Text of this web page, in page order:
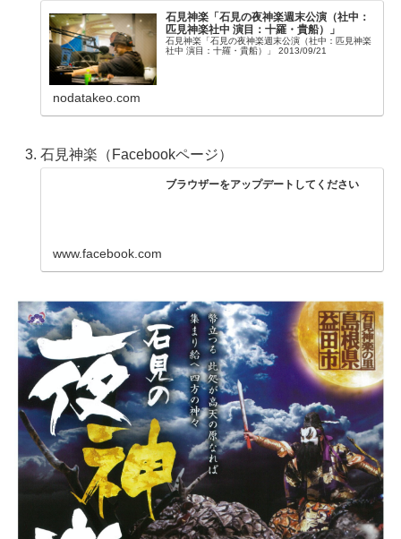
石見神楽「石見の夜神楽週末公演（社中：
匹見神楽社中 演目：十羅・貴船）」
石見神楽「石見の夜神楽週末公演（社中：匹見神楽
社中 演目：十羅・貴船）」 2013/09/21
nodatakeo.com
石見神楽（Facebookページ）
ブラウザーをアップデートしてください
www.facebook.com